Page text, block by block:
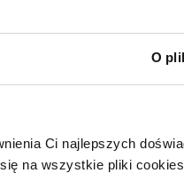
O
Ci najlepszych
na wszystkie pliki
i ochrony